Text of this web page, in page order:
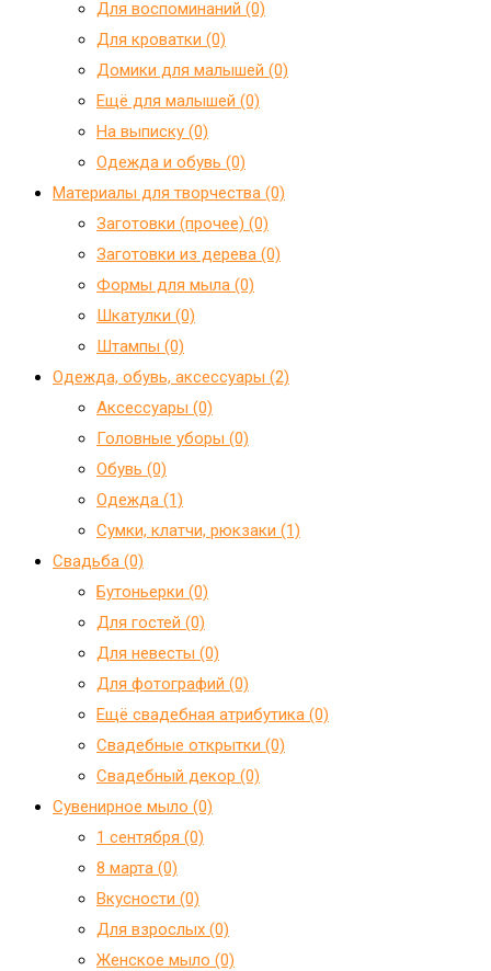
Для воспоминаний (0)
Для кроватки (0)
Домики для малышей (0)
Ещё для малышей (0)
На выписку (0)
Одежда и обувь (0)
Материалы для творчества (0)
Заготовки (прочее) (0)
Заготовки из дерева (0)
Формы для мыла (0)
Шкатулки (0)
Штампы (0)
Одежда, обувь, аксессуары (2)
Аксессуары (0)
Головные уборы (0)
Обувь (0)
Одежда (1)
Сумки, клатчи, рюкзаки (1)
Свадьба (0)
Бутоньерки (0)
Для гостей (0)
Для невесты (0)
Для фотографий (0)
Ещё свадебная атрибутика (0)
Свадебные открытки (0)
Свадебный декор (0)
Сувенирное мыло (0)
1 сентября (0)
8 марта (0)
Вкусности (0)
Для взрослых (0)
Женское мыло (0)